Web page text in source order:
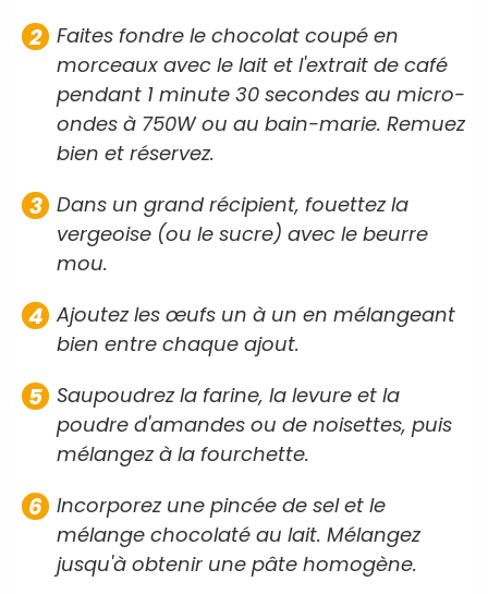
Faites fondre le chocolat coupé en
morceaux avec le lait et l'extrait de café
pendant 1 minute 30 secondes au micro-
ondes à 750W ou au bain-marie. Remuez
bien et réservez.
Dans un grand récipient, fouettez la
vergeoise (ou le sucre) avec le beurre
mou.
Ajoutez les œufs un à un en mélangeant
bien entre chaque ajout.
Saupoudrez la farine, la levure et la
poudre d'amandes ou de noisettes, puis
mélangez à la fourchette.
Incorporez une pincée de sel et le
mélange chocolaté au lait. Mélangez
jusqu'à obtenir une pâte homogène.